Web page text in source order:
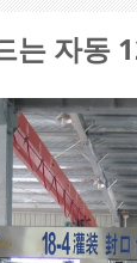
는 자동